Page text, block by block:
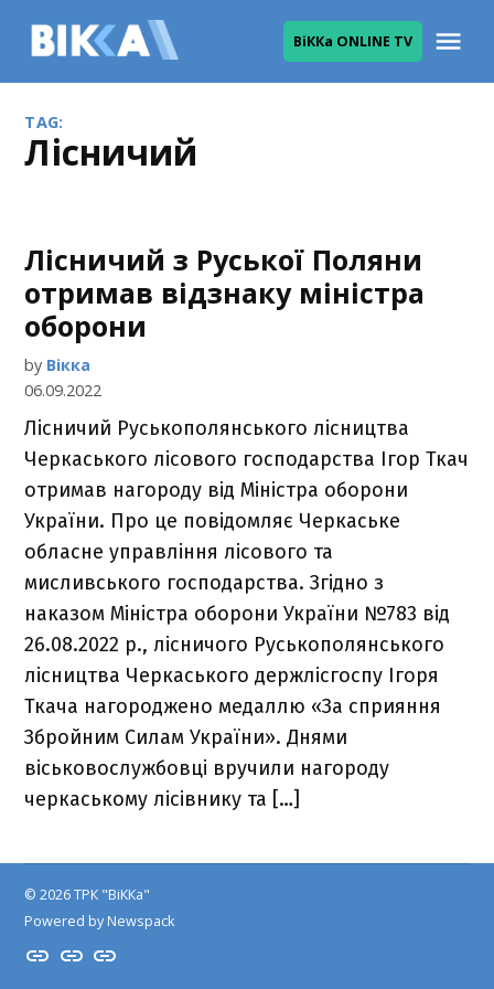
ВіККа ONLINE TV
TAG:
лісничий
Лісничий з Руської Поляни
отримав відзнаку міністра
оборони
by Вікка
06.09.2022
Лісничий Руськополянського лісництва
Черкаського лісового господарства Ігор Ткач
отримав нагороду від Міністра оборони
України. Про це повідомляє Черкаське
обласне управління лісового та
мисливського господарства. Згідно з
наказом Міністра оборони України №783 від
26.08.2022 р., лісничого Руськополянського
лісництва Черкаського держлісгоспу Ігоря
Ткача нагороджено медаллю «За сприяння
Збройним Силам України». Днями
віськовослужбовці вручили нагороду
черкаському лісівнику та […]
© 2026 ТРК "ВіККа"
Powered by Newspack
Insta
YouTube
FB